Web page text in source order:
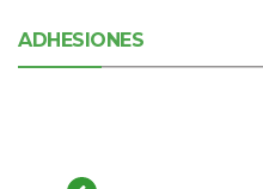
ADHESIONES